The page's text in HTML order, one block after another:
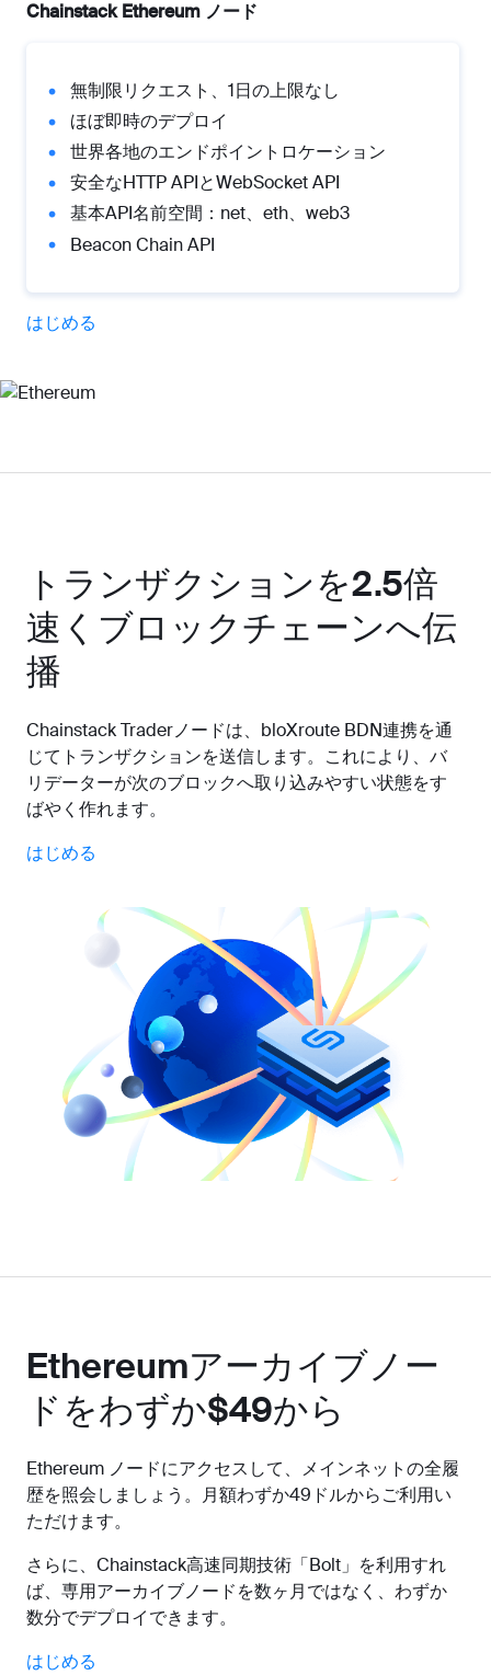
Chainstack Ethereum ノード
無制限リクエスト、1日の上限なし
ほぼ即時のデプロイ
世界各地のエンドポイントロケーション
安全なHTTP APIとWebSocket API
基本API名前空間：net、eth、web3
Beacon Chain API
はじめる
トランザクションを2.5倍
速くブロックチェーンへ伝
播
Chainstack Traderノードは、bloXroute BDN連携を通
じてトランザクションを送信します。これにより、バ
リデーターが次のブロックへ取り込みやすい状態をす
ばやく作れます。
はじめる
Ethereumアーカイブノー
ドをわずか$49から
Ethereum ノードにアクセスして、メインネットの全履
歴を照会しましょう。月額わずか49ドルからご利用い
ただけます。
さらに、Chainstack高速同期技術「Bolt」を利用すれ
ば、専用アーカイブノードを数ヶ月ではなく、わずか
数分でデプロイできます。
はじめる